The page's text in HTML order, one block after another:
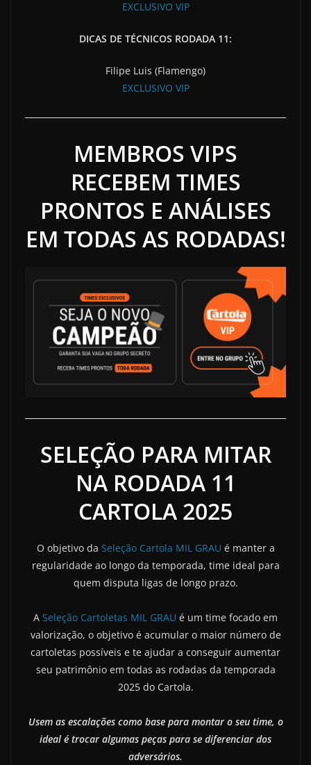
EXCLUSIVO VIP
DICAS DE TÉCNICOS RODADA 11:
Filipe Luis (Flamengo)
EXCLUSIVO VIP
MEMBROS VIPS
RECEBEM TIMES
PRONTOS E ANÁLISES
EM TODAS AS RODADAS!
SELEÇÃO PARA MITAR
NA RODADA 11
CARTOLA 2025
O objetivo da Seleção Cartola MIL GRAU é manter a
regularidade ao longo da temporada, time ideal para
quem disputa ligas de longo prazo.
A Seleção Cartoletas MIL GRAU é um time focado em
valorização, o objetivo é acumular o maior número de
cartoletas possíveis e te ajudar a conseguir aumentar
seu patrimônio em todas as rodadas da temporada
2025 do Cartola.
Usem as escalações como base para montar o seu time, o
ideal é trocar algumas peças para se diferenciar dos
adversários.